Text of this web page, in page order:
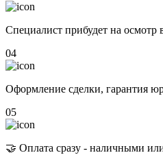
Специалист прибудет на осмотр
04
Оформление сделки, гарантия
05
🤝 Оплата сразу - наличными